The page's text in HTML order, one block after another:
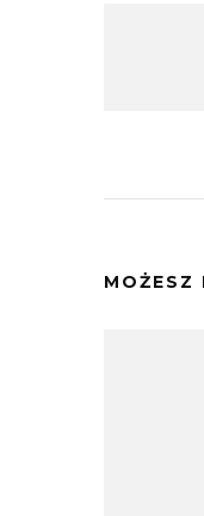
MOŻESZ